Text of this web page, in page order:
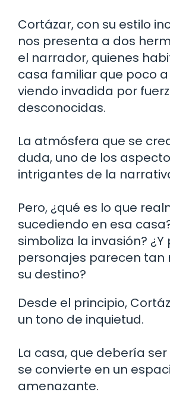
Cortázar, con su estilo
nos presenta a dos
el narrador, quienes
casa familiar que poco
viendo invadida por
desconocidas.
La atmósfera que se
duda, uno de los
intrigantes de la
Pero, ¿qué es lo que
sucediendo en esa
simboliza la invasión? ¿Y
personajes parecen tan
su destino?
Desde el principio,
un tono de inquietud.
La casa, que debería
se convierte en un
amenazante.